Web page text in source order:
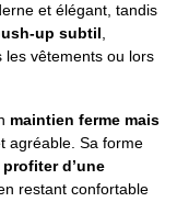
et élégant, tandis
up subtil
les vêtements ou lors
maintien ferme mais
agréable. Sa forme
profiter d’une
en restant confortable